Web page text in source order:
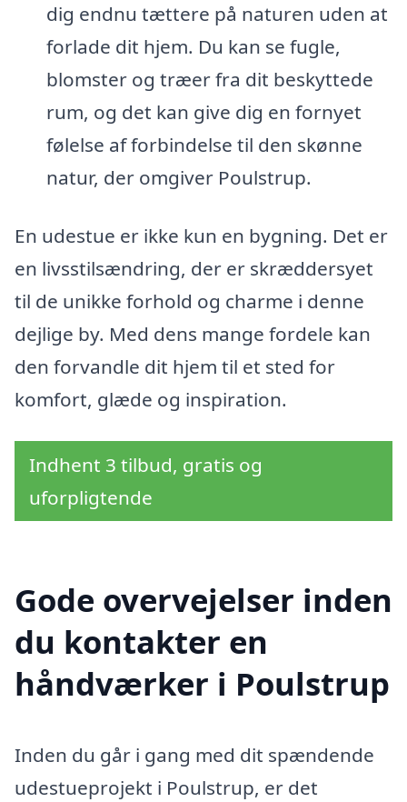
dig endnu tættere på naturen uden at
forlade dit hjem. Du kan se fugle,
blomster og træer fra dit beskyttede
rum, og det kan give dig en fornyet
følelse af forbindelse til den skønne
natur, der omgiver Poulstrup.
En udestue er ikke kun en bygning. Det er
en livsstilsændring, der er skræddersyet
til de unikke forhold og charme i denne
dejlige by. Med dens mange fordele kan
den forvandle dit hjem til et sted for
komfort, glæde og inspiration.
Indhent 3 tilbud, gratis og
uforpligtende
Gode overvejelser inden
du kontakter en
håndværker i Poulstrup
Inden du går i gang med dit spændende
udestueprojekt i Poulstrup, er det